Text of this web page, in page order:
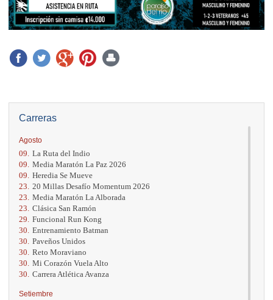
Carreras
Agosto
09. La Ruta del Indio
09. Media Maratón La Paz 2026
09. Heredia Se Mueve
23. 20 Millas Desafío Momentum 2026
23. Media Maratón La Alborada
23. Clásica San Ramón
29. Funcional Run Kong
30. Entrenamiento Batman
30. Paveños Unidos
30. Reto Moraviano
30. Mi Corazón Vuela Alto
30. Carrera Atlética Avanza
Setiembre